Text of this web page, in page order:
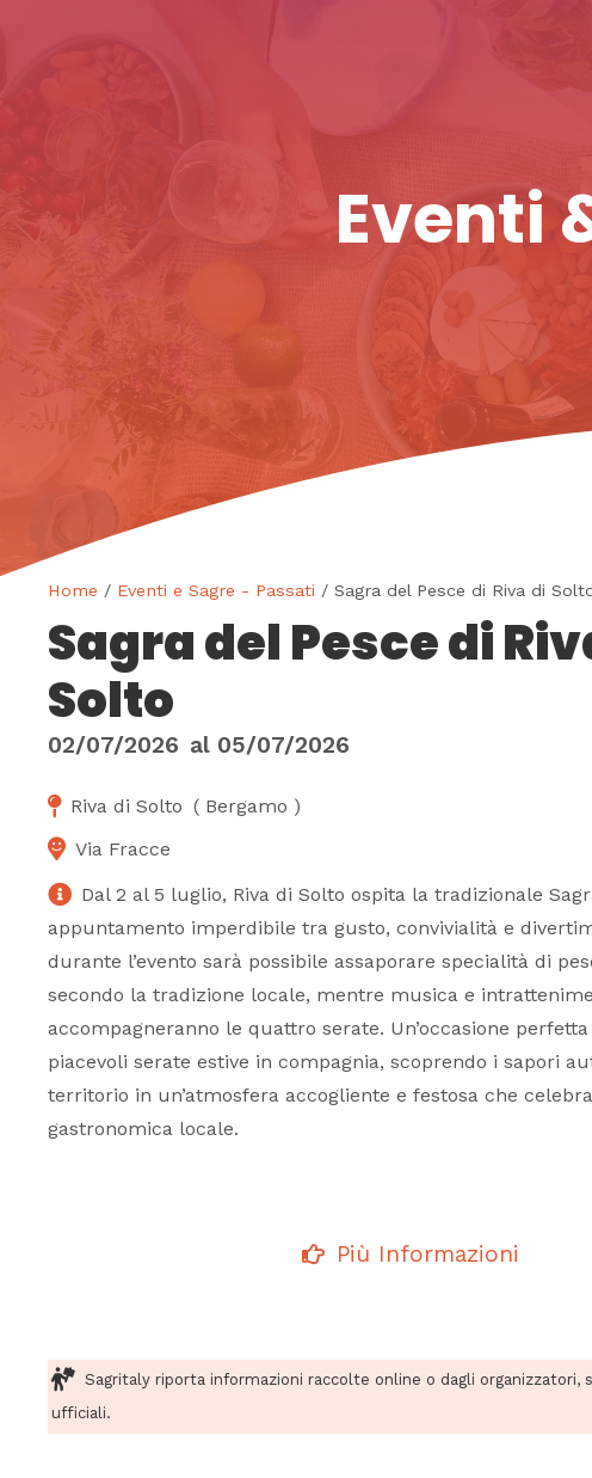
Eventi
Home / Eventi e Sagre - Passati / Sagra del Pesce di Riva di
Sagra del Pesce di
Solto
02/07/2026 al 05/07/2026
Riva di Solto ( Bergamo )
Via Fracce
Dal 2 al 5 luglio, Riva di Solto ospita la tradizionale
appuntamento imperdibile tra gusto, convivialità e
durante l’evento sarà possibile assaporare specialità di
secondo la tradizione locale, mentre musica e
accompagneranno le quattro serate. Un’occasione
piacevoli serate estive in compagnia, scoprendo i sapori
territorio in un’atmosfera accogliente e festosa che
gastronomica locale.
Più Informazioni
Sagritaly riporta informazioni raccolte online o dagli
ufficiali.